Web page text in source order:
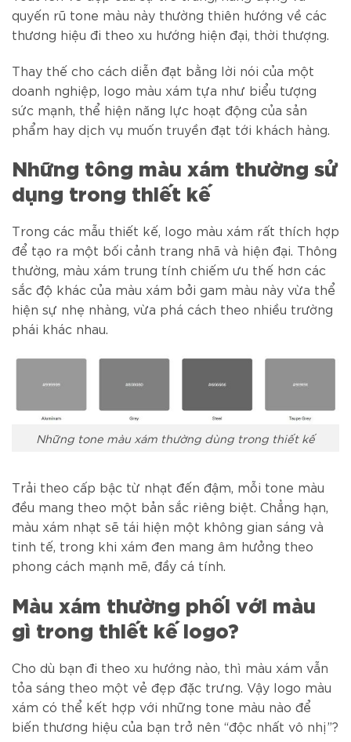
quyến rũ tone màu này thường thiên hướng về các
thương hiệu đi theo xu hướng hiện đại, thời thượng.
Thay thế cho cách diễn đạt bằng lời nói của một
doanh nghiệp, logo màu xám tựa như biểu tượng
sức mạnh, thể hiện năng lực hoạt động của sản
phẩm hay dịch vụ muốn truyền đạt tới khách hàng.
Những tông màu xám thường sử
dụng trong thiết kế
Trong các mẫu thiết kế, logo màu xám rất thích hợp
để tạo ra một bối cảnh trang nhã và hiện đại. Thông
thường, màu xám trung tính chiếm ưu thế hơn các
sắc độ khác của màu xám bởi gam màu này vừa thể
hiện sự nhẹ nhàng, vừa phá cách theo nhiều trường
phái khác nhau.
Những tone màu xám thường dùng trong thiết kế
Trải theo cấp bậc từ nhạt đến đậm, mỗi tone màu
đều mang theo một bản sắc riêng biệt. Chẳng hạn,
màu xám nhạt sẽ tái hiện một không gian sáng và
tinh tế, trong khi xám đen mang âm hưởng theo
phong cách mạnh mẽ, đầy cá tính.
Màu xám thường phối với màu
gì trong thiết kế logo?
Cho dù bạn đi theo xu hướng nào, thì màu xám vẫn
tỏa sáng theo một vẻ đẹp đặc trưng. Vậy logo màu
xám có thể kết hợp với những tone màu nào để
biến thương hiệu của bạn trở nên “độc nhất vô nhị”?